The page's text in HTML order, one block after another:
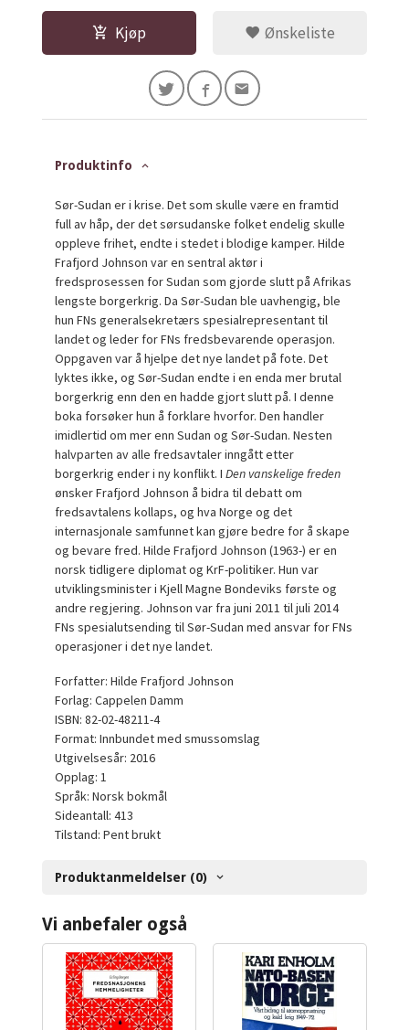
Kjøp Ønskeliste
Produktinfo
Sør-Sudan er i krise. Det som skulle være en framtid
full av håp, der det sørsudanske folket endelig skulle
oppleve frihet, endte i stedet i blodige kamper. Hilde
Frafjord Johnson var en sentral aktør i
fredsprosessen for Sudan som gjorde slutt på Afrikas
lengste borgerkrig. Da Sør-Sudan ble uavhengig, ble
hun FNs generalsekretærs spesialrepresentant til
landet og leder for FNs fredsbevarende operasjon.
Oppgaven var å hjelpe det nye landet på fote. Det
lyktes ikke, og Sør-Sudan endte i en enda mer brutal
borgerkrig enn den en hadde gjort slutt på. I denne
boka forsøker hun å forklare hvorfor. Den handler
imidlertid om mer enn Sudan og Sør-Sudan. Nesten
halvparten av alle fredsavtaler inngått etter
borgerkrig ender i ny konflikt. IDen vanskelige freden
ønsker Frafjord Johnson å bidra til debatt om
fredsavtalens kollaps, og hva Norge og det
internasjonale samfunnet kan gjøre bedre for å skape
og bevare fred. Hilde Frafjord Johnson (1963-) er en
norsk tidligere diplomat og KrF-politiker. Hun var
utviklingsminister i Kjell Magne Bondeviks første og
andre regjering. Johnson var fra juni 2011 til juli 2014
FNs spesialutsending til Sør-Sudan med ansvar for FNs
operasjoner i det nye landet.
Forfatter: Hilde Frafjord Johnson
Forlag: Cappelen Damm
ISBN: 82-02-48211-4
Format: Innbundet med smussomslag
Utgivelsesår: 2016
Opplag: 1
Språk: Norsk bokmål
Sideantall: 413
Tilstand: Pent brukt
Produktanmeldelser (0)
Vi anbefaler også